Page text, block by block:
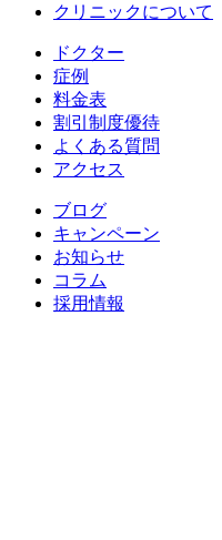
クリニックについて
ドクター
症例
料金表
割引制度優待
よくある質問
アクセス
ブログ
キャンペーン
お知らせ
コラム
採用情報